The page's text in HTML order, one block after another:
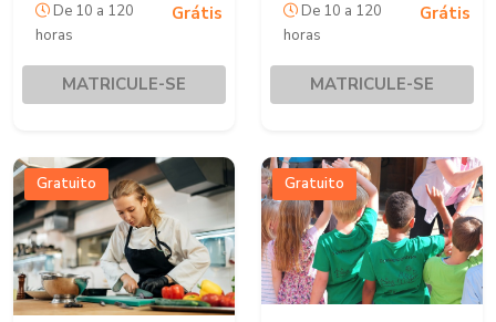
De 10 a 120
horas
Grátis
MATRICULE-SE
De 10 a 120
horas
Grátis
MATRICULE-SE
Gratuito Gratuito